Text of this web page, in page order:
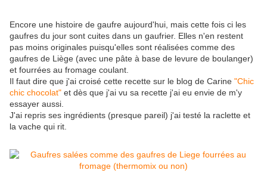
Encore une histoire de gaufre aujourd'hui, mais cette fois ci les
gaufres du jour sont cuites dans un gaufrier. Elles n'en restent
pas moins originales puisqu'elles sont réalisées comme des
gaufres de Liège (avec une pâte à base de levure de boulanger)
et fourrées au fromage coulant.
Il faut dire que j'ai croisé cette recette sur le blog de Carine "Chic
chic chocolat" et dès que j'ai vu sa recette j'ai eu envie de m'y
essayer aussi.
J'ai repris ses ingrédients (presque pareil) j'ai testé la raclette et
la vache qui rit.